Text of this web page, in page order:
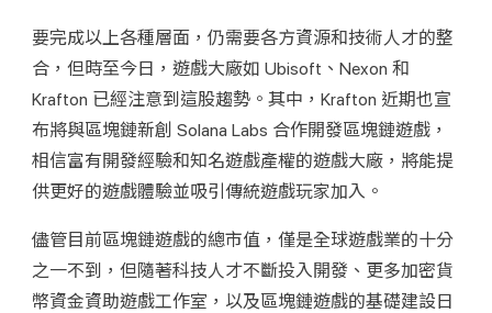
要完成以上各種層面，仍需要各方資源和技術人才的整
合，但時至今日，遊戲大廠如 Ubisoft、Nexon 和
Krafton 已經注意到這股趨勢。其中，Krafton 近期也宣
布將與區塊鏈新創 Solana Labs 合作開發區塊鏈遊戲，
相信富有開發經驗和知名遊戲產權的遊戲大廠，將能提
供更好的遊戲體驗並吸引傳統遊戲玩家加入。
儘管目前區塊鏈遊戲的總市值，僅是全球遊戲業的十分
之一不到，但隨著科技人才不斷投入開發、更多加密貨
幣資金資助遊戲工作室，以及區塊鏈遊戲的基礎建設日